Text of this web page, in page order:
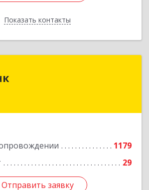
Показать контакты
Назад
1179
29
Отправить заявку
обл, Екатеринбург г,
Отправить заявку